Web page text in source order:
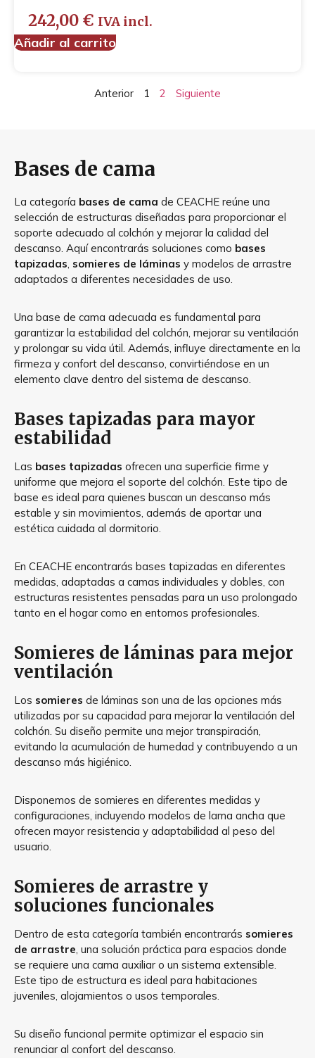
242,00 € IVA incl.
Añadir al carrito
Anterior 1 2 Siguiente
Bases de cama
La categoría bases de cama de CEACHE reúne una
selección de estructuras diseñadas para proporcionar el
soporte adecuado al colchón y mejorar la calidad del
descanso. Aquí encontrarás soluciones como bases
tapizadas, somieres de láminas y modelos de arrastre
adaptados a diferentes necesidades de uso.
Una base de cama adecuada es fundamental para
garantizar la estabilidad del colchón, mejorar su ventilación
y prolongar su vida útil. Además, influye directamente en la
firmeza y confort del descanso, convirtiéndose en un
elemento clave dentro del sistema de descanso.
Bases tapizadas para mayor
estabilidad
Las bases tapizadas ofrecen una superficie firme y
uniforme que mejora el soporte del colchón. Este tipo de
base es ideal para quienes buscan un descanso más
estable y sin movimientos, además de aportar una
estética cuidada al dormitorio.
En CEACHE encontrarás bases tapizadas en diferentes
medidas, adaptadas a camas individuales y dobles, con
estructuras resistentes pensadas para un uso prolongado
tanto en el hogar como en entornos profesionales.
Somieres de láminas para mejor
ventilación
Los somieres de láminas son una de las opciones más
utilizadas por su capacidad para mejorar la ventilación del
colchón. Su diseño permite una mejor transpiración,
evitando la acumulación de humedad y contribuyendo a un
descanso más higiénico.
Disponemos de somieres en diferentes medidas y
configuraciones, incluyendo modelos de lama ancha que
ofrecen mayor resistencia y adaptabilidad al peso del
usuario.
Somieres de arrastre y
soluciones funcionales
Dentro de esta categoría también encontrarás somieres
de arrastre, una solución práctica para espacios donde
se requiere una cama auxiliar o un sistema extensible.
Este tipo de estructura es ideal para habitaciones
juveniles, alojamientos o usos temporales.
Su diseño funcional permite optimizar el espacio sin
renunciar al confort del descanso.